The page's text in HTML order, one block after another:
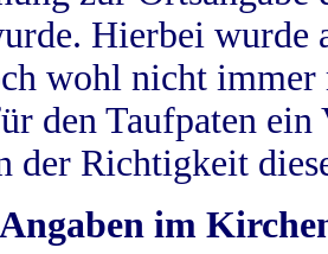
Hierbei wurde
wohl nicht
den Taufpaten
der Richtigkeit
im